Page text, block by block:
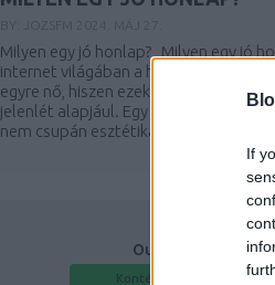
If
Milyen egy jó honlap? Milyen egy jó
internet világában a honlapok
egyre nő, hiszen ezek szolgálnak a
jelenlét alapjául. Egy jól megtervezett
nem csupán esztétikai élményt nyújt,
Our Partners
Konténer rendelés és